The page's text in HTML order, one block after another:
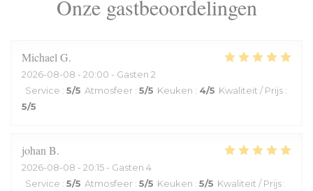
Onze gastbeoordelingen
Michael G
2026-08-08 - 20:00 - Gasten 2
Service : 5/5 Atmosfeer : 5/5 Keuken : 4/5 Kwaliteit / Prijs :
5/5
johan B
2026-08-08 - 20:15 - Gasten 4
Service : 5/5 Atmosfeer : 5/5 Keuken : 5/5 Kwaliteit / Prijs :